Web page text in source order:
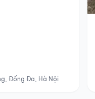
Đống Đa, Hà Nội